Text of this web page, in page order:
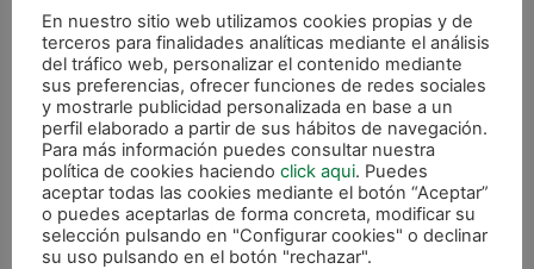
LEER MÁS »
25 octubre, 2025
XOTA
En nuestro sitio web utilizamos cookies propias y de
terceros para finalidades analíticas mediante el análisis
del tráfico web, personalizar el contenido mediante
sus preferencias, ofrecer funciones de redes sociales
y mostrarle publicidad personalizada en base a un
perfil elaborado a partir de sus hábitos de navegación.
Para más información puedes consultar nuestra
política de cookies haciendo click aqui. Puedes
aceptar todas las cookies mediante el botón “Aceptar”
o puedes aceptarlas de forma concreta, modificar su
selección pulsando en "Configurar cookies" o declinar
su uso pulsando en el botón "rechazar".